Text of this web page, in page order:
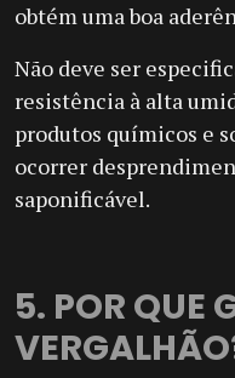
obtém uma boa
Não deve ser
resistência à alta
produtos químicos e
ocorrer
saponificável.
5. POR QUE